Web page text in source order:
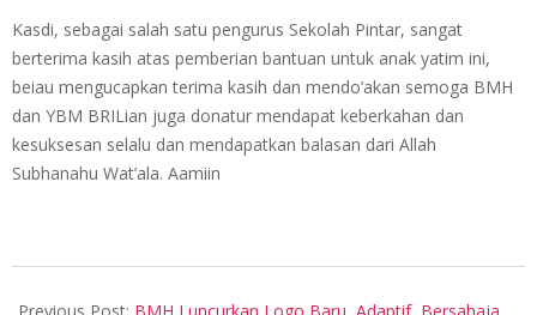
Kasdi, sebagai salah satu pengurus Sekolah Pintar, sangat
berterima kasih atas pemberian bantuan untuk anak yatim ini,
beiau mengucapkan terima kasih dan mendo’akan semoga BMH
dan YBM BRILian juga donatur mendapat keberkahan dan
kesuksesan selalu dan mendapatkan balasan dari Allah
Subhanahu Wat’ala. Aamiin
08-